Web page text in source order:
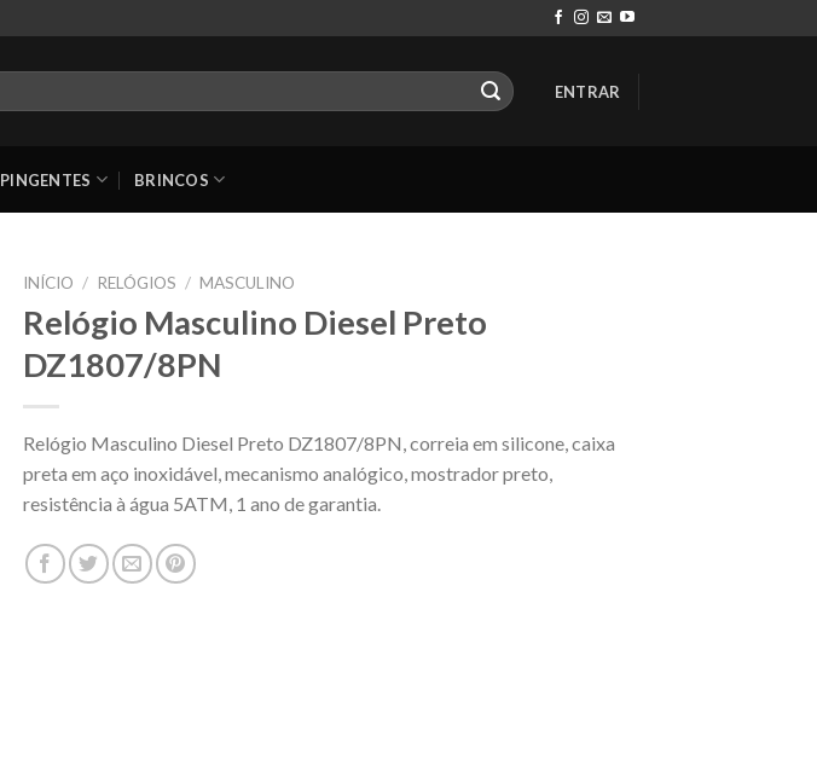
ENTRAR
PINGENTES BRINCOS
INÍCIO / RELÓGIOS / MASCULINO
Relógio Masculino Diesel Preto
DZ1807/8PN
Relógio Masculino Diesel Preto DZ1807/8PN, correia em silicone, caixa
preta em aço inoxidável, mecanismo analógico, mostrador preto,
resistência à água 5ATM, 1 ano de garantia.